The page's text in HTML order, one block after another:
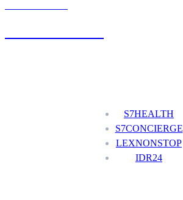
S7HEALTH
S7CONCIERGE
LEXNONSTOP
IDR24